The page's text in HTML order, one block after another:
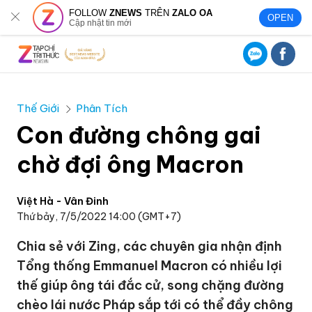
FOLLOWZNEWS TRÊNZALO OA
Cập nhật tin mới OPEN
Thế Giới Phân Tích
Con đường chông gai
chờ đợi ông Macron
Việt Hà - Vân Đinh
Thứ bảy, 7/5/2022 14:00 (GMT+7)
Chia sẻ với Zing, các chuyên gia nhận định
Tổng thống Emmanuel Macron có nhiều lợi
thế giúp ông tái đắc cử, song chặng đường
chèo lái nước Pháp sắp tới có thể đầy chông